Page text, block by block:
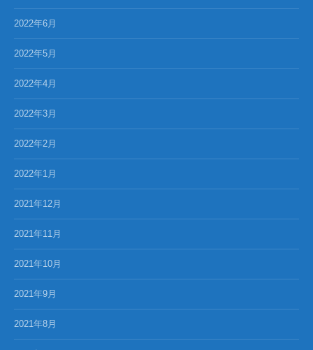
2022年6月
2022年5月
2022年4月
2022年3月
2022年2月
2022年1月
2021年12月
2021年11月
2021年10月
2021年9月
2021年8月